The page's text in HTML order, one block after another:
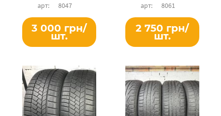
8047
3 000 грн/
шт.
8061
2 750 грн/
шт.